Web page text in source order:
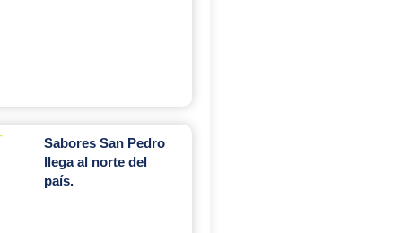
Sabores San Pedro
llega al norte del
país.